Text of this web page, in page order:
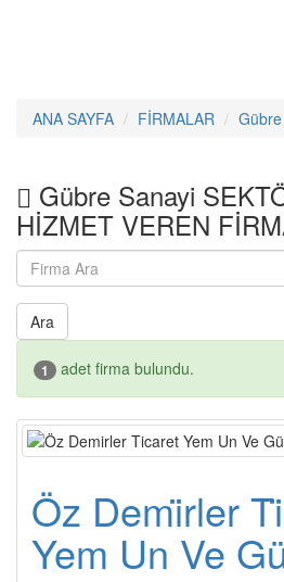
ANA SAYFA FİRMALAR
Gübre Sanayi
HİZMET VEREN
Ara
1 adet firma bulundu.
Öz Demi̇rler
Yem Un Ve